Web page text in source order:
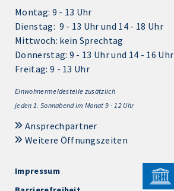
Montag: 9 - 13 Uhr
Dienstag: 9 - 13 Uhr und 14 - 18 Uhr
Mittwoch: kein Sprechtag
Donnerstag: 9 - 13 Uhr und 14 - 16 Uhr
Freitag: 9 - 13 Uhr
Einwohnermeldestelle zusätzlich
jeden 1. Sonnabend im Monat 9 - 12 Uhr
Ansprechpartner
Weitere Öffnungszeiten
Impressum